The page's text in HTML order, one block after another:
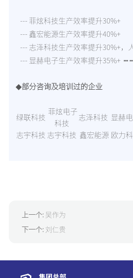
--- 菲炫科技生产效率提升
--- 鑫宏能源生产效率提升40%+
--- 志泽科技生产效率提升30%+，
--- 显赫电子生产效率提升35%+ ┅
◆部分咨询及培训过的企业
绿联科技
菲炫电子
科技
志泽科技 显赫
志宇科技 志宇科技 鑫宏能源 欧力
上一个: 吴作为
下一个: 刘仁贵